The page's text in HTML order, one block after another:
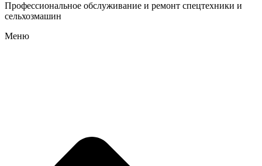
Профессиональное обслуживание и ремонт спецтехники и
сельхозмашин
Меню